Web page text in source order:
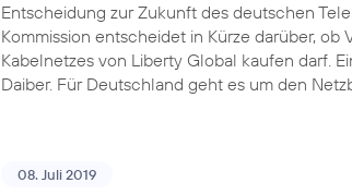
Entscheidung zur Zukunft des deutschen
Kommission entscheidet in Kürze darüber,
Kabelnetzes von Liberty Global kaufen darf.
Daiber. Für Deutschland geht es um den
08. Juli 2019